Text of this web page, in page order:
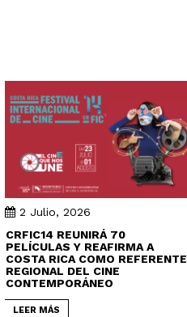
2 Julio, 2026
CRFIC14 REUNIRÁ 70
PELÍCULAS Y REAFIRMA A
COSTA RICA COMO REFERENTE
REGIONAL DEL CINE
CONTEMPORÁNEO
LEER MÁS